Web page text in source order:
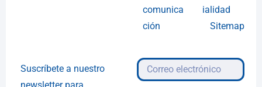
comunica
ción
ialidad
Sitemap
Suscríbete a nuestro